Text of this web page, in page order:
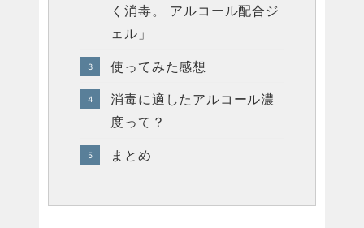
く消毒。 アルコール配合ジ
ェル」
使ってみた感想
消毒に適したアルコール濃
度って？
まとめ